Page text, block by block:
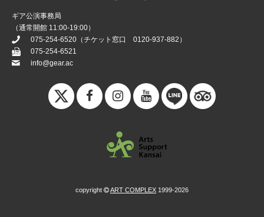
ギア公演事務局
（通常開館 11:00-19:00）
075-254-6520 （チケット窓口 0120-937-882 ）
075-254-6521
info@gear.ac
copyright ART COMPLEX 1999-2026